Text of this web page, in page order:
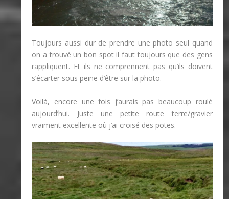
Toujours aussi dur de prendre une photo seul quand
on a trouvé un bon spot il faut toujours que des gens
rappliquent. Et ils ne comprennent pas qu’ils doivent
s’écarter sous peine d’être sur la photo.
Voilà, encore une fois j’aurais pas beaucoup roulé
aujourd’hui. Juste une petite route terre/gravier
vraiment excellente où j’ai croisé des potes.